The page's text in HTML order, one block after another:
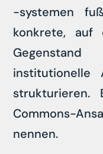
-systemen
konkrete, auf
institutionelle
Commons-
nennen.